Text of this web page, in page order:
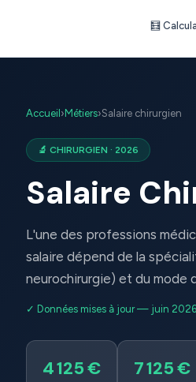
🧮
Accueil › Métiers›Salaire chirurgien
🔬 CHIRURGIEN · 2026
Salaire
L'une des professions
salaire dépend de la
neurochirurgie) et du mode
✓ Données mises à jour — juin 2026
4 125 € 7 125 €